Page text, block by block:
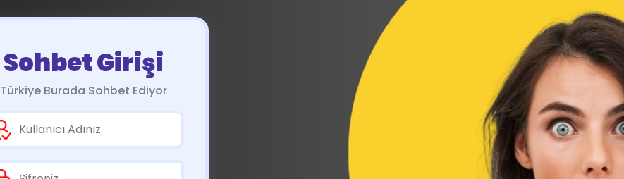
Sohbet Girişi
Türkiye Burada Sohbet Ediyor